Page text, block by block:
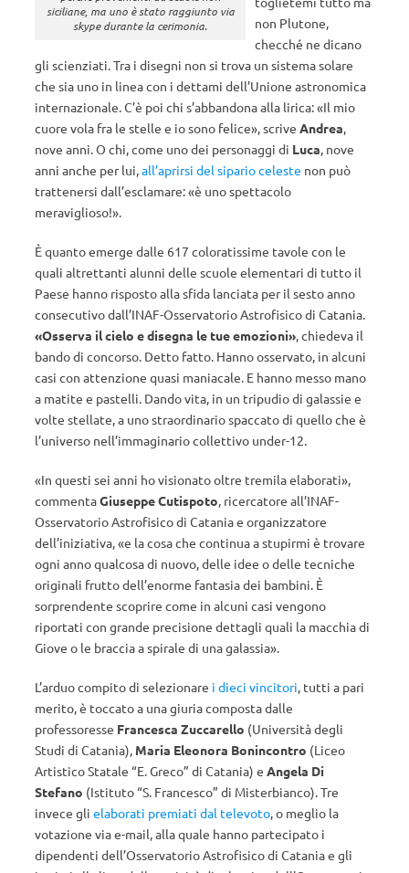
siciliane, ma uno è stato raggiunto via
skype durante la cerimonia.
non Plutone,
checché ne dicano
gli scienziati. Tra i disegni non si trova un sistema solare
che sia uno in linea con i dettami dell’Unione astronomica
internazionale. C’è poi chi s’abbandona alla lirica: «Il mio
cuore vola fra le stelle e io sono felice», scrive Andrea,
nove anni. O chi, come uno dei personaggi di Luca, nove
anni anche per lui,all’aprirsi del sipario celeste non può
trattenersi dall’esclamare: «è uno spettacolo
meraviglioso!».
È quanto emerge dalle 617 coloratissime tavole con le
quali altrettanti alunni delle scuole elementari di tutto il
Paese hanno risposto alla sfida lanciata per il sesto anno
consecutivo dall’INAF-Osservatorio Astrofisico di Catania.
«Osserva il cielo e disegna le tue emozioni», chiedeva il
bando di concorso. Detto fatto. Hanno osservato, in alcuni
casi con attenzione quasi maniacale. E hanno messo mano
a matite e pastelli. Dando vita, in un tripudio di galassie e
volte stellate, a uno straordinario spaccato di quello che è
l’universo nell’immaginario collettivo under-12.
«In questi sei anni ho visionato oltre tremila elaborati»,
commentaGiuseppe Cutispoto, ricercatore all’INAF-
Osservatorio Astrofisico di Catania e organizzatore
dell’iniziativa, «e la cosa che continua a stupirmi è trovare
ogni anno qualcosa di nuovo, delle idee o delle tecniche
originali frutto dell’enorme fantasia dei bambini. È
sorprendente scoprire come in alcuni casi vengono
riportati con grande precisione dettagli quali la macchia di
Giove o le braccia a spirale di una galassia».
L’arduo compito di selezionare i dieci vincitori, tutti a pari
merito, è toccato a una giuria composta dalle
professoresse Francesca Zuccarello (Università degli
Studi di Catania), Maria Eleonora Bonincontro (Liceo
Artistico Statale “E. Greco” di Catania) e Angela Di
Stefano (Istituto “S. Francesco” di Misterbianco). Tre
invece gli elaborati premiati dal televoto, o meglio la
votazione via e-mail, alla quale hanno partecipato i
dipendenti dell’Osservatorio Astrofisico di Catania e gli